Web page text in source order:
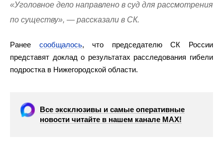
«Уголовное дело направлено в суд для рассмотрения
по существу», — рассказали в СК.
Ранее сообщалось, что председателю СК России
представят доклад о результатах расследования гибели
подростка в Нижегородской области.
Все эксклюзивы и самые оперативные
новости читайте в нашем канале МАХ!